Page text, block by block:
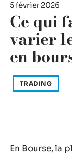
5 février 2026
Ce qui
varier
en
TRADING
En Bourse, la